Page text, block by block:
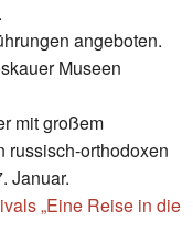
angeboten.
Museen
mit großem
russisch-orthodoxen
Januar.
„Eine Reise in die